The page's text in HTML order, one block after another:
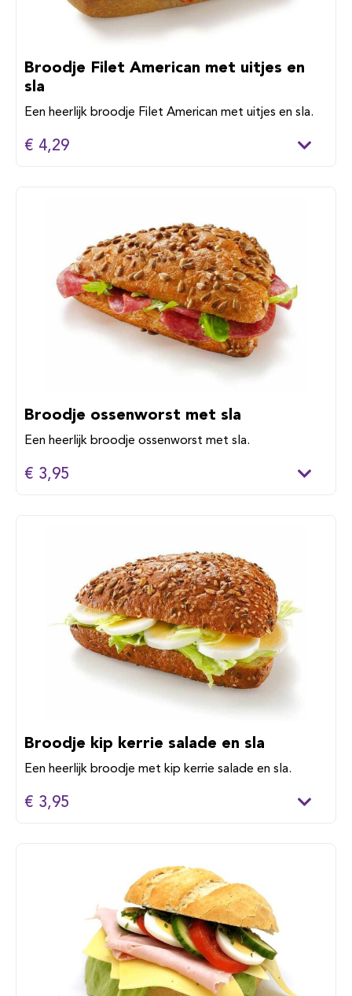
Broodje Filet American met uitjes en
sla
Een heerlijk broodje Filet American met uitjes en sla.
€ 4,29
Broodje ossenworst met sla
Een heerlijk broodje ossenworst met sla.
€ 3,95
Broodje kip kerrie salade en sla
Een heerlijk broodje met kip kerrie salade en sla.
€ 3,95